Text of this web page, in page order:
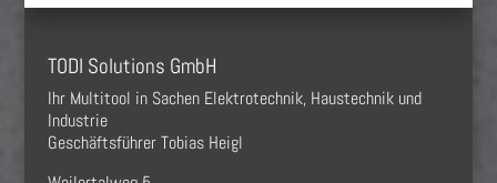
TODI Solutions GmbH
Ihr Multitool in Sachen Elektrotechnik, Haustechnik und
Industrie
Geschäftsführer Tobias Heigl